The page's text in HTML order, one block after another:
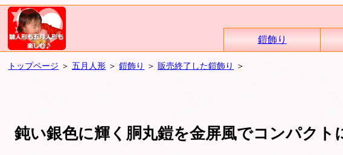
鎧飾り
トップページ ＞五月人形 ＞鎧飾り ＞販売終了した鎧飾り ＞
鈍い銀色に輝く胴丸鎧を金屏風でコンパクト